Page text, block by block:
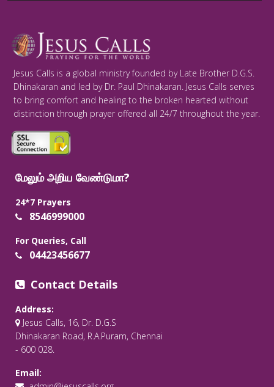
Jesus Calls is a global ministry founded by Late Brother D.G.S.
Dhinakaran and led by Dr. Paul Dhinakaran. Jesus Calls serves
to bring comfort and healing to the broken hearted without
distinction through prayer offered all 24/7 throughout the year.
மேலும் அறிய வேண்டுமா?
24*7 Prayers
8546999000
For Queries, Call
04423456677
Contact Details
Address:
Jesus Calls, 16, Dr. D.G.S
Dhinakaran Road, R.A.Puram, Chennai
- 600 028.
Email: